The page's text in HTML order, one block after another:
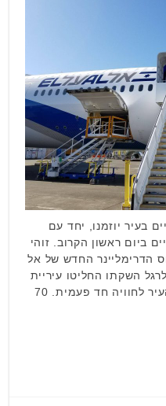
בעיר יוזמנו, יחד עם
ביום ראשון הקרוב. זוהי
הדרימליינר החדש של אל
השקתו החליטו עיריית
בת ים ואל על להזמין את ילדי העיר לחוויה חד פעמית. 70